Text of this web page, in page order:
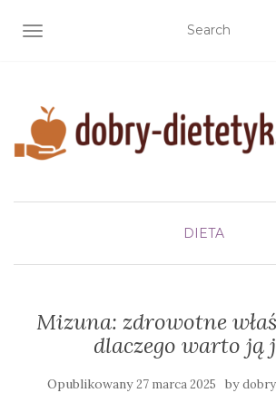
TOGGLE NAVIGATION
DIETA
Mizuna: zdrowotne
dlaczego warto ją
Opublikowany27 marca 2025 by